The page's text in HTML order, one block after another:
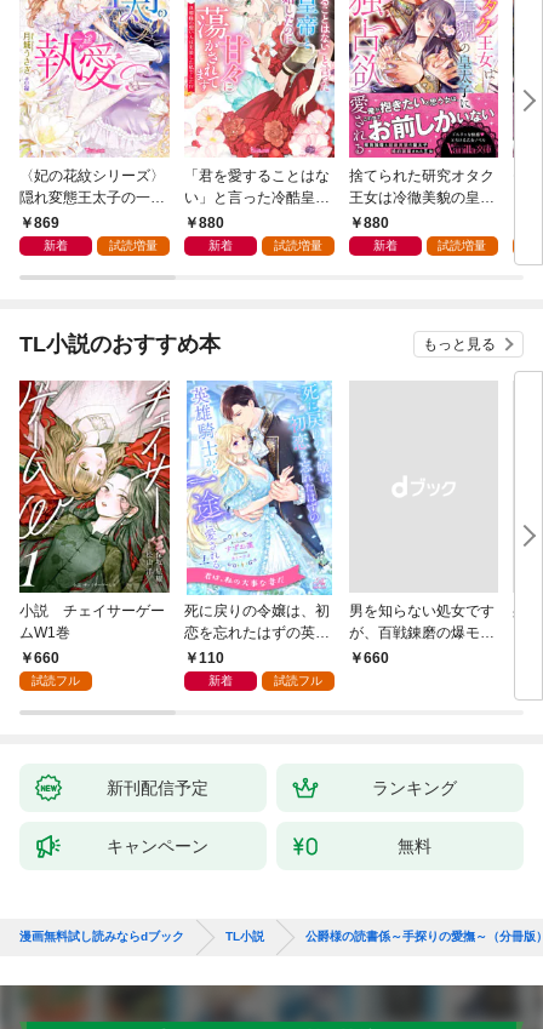
〈妃の花紋シリーズ〉
隠れ変態王太子の一途
な執愛～運命の令嬢は
甘い罠から逃げられま
869
新着 試読増量
「君を愛することはな
い」と言った冷酷皇帝
と政略結婚したのに
甘々に蕩かされてます
880
新着 試読増量
捨てられた研究オタク
王女は冷徹美貌の皇太
子に強独占欲で愛され
る
880
新着 試読増量
TL小説のおすすめ本 もっと見る
小説 チェイサーゲー
ムW1巻
660
試読フル
死に戻りの令嬢は、初
恋を忘れたはずの英雄
騎士から一途に愛され
る【１】
110
新着 試読フル
男を知らない処女です
が、百戦錬磨の爆モテ
護衛騎士様をえっちに
￥660
身
新刊配信予定 ランキング
キャンペーン 無料
漫画無料試し読みならdブック TL小説 公爵様の読書係～手探りの愛撫～（分冊版